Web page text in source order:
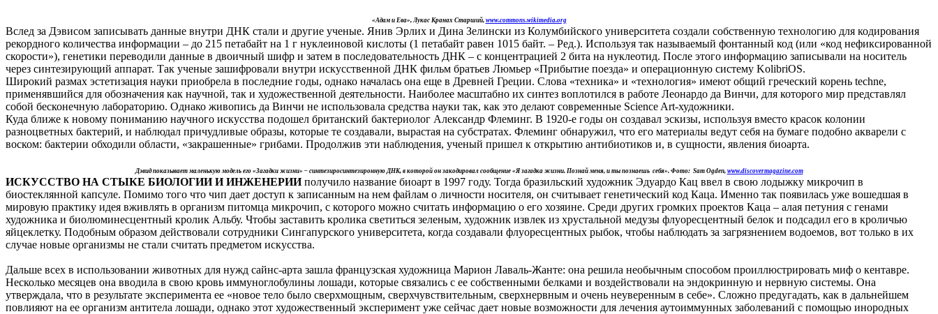
«Адам и Ева», Лукас Кранах Старший, www.commons.wikimedia.org
Вслед за Дэвисом записывать данные внутри ДНК стали и другие ученые. Янив Эрлих и Дина Зелински из Колумбийского университета создали собственную технологию для кодирования
рекордного количества информации – до 215 петабайт на 1 г нуклеиновой кислоты (1 петабайт равен 1015 байт. – Ред.). Используя так называемый фонтанный код (или «код нефиксированной
скорости»), генетики переводили данные в двоичный шифр и затем в последовательность ДНК – с концентрацией 2 бита на нуклеотид. После этого информацию записывали на носитель
через синтезирующий аппарат. Так ученые зашифровали внутри искусственной ДНК фильм братьев Люмьер «Прибытие поезда» и операционную систему KolibriOS.
Широкий размах эстетизация науки приобрела в последние годы, однако началась она еще в Древней Греции. Слова «техника» и «технология» имеют общий греческий корень techne,
применявшийся для обозначения как научной, так и художественной деятельности. Наиболее масштабно их синтез воплотился в работе Леонардо да Винчи, для которого мир представлял
собой бесконечную лабораторию. Однако живопись да Винчи не использовала средства науки так, как это делают современные Science Art-художники.
Куда ближе к новому пониманию научного искусства подошел британский бактериолог Александр Флеминг. В 1920-е годы он создавал эскизы, используя вместо красок колонии
разноцветных бактерий, и наблюдал причудливые образы, которые те создавали, вырастая на субстратах. Флеминг обнаружил, что его материалы ведут себя на бумаге подобно акварели с
воском: бактерии обходили области, «закрашенные» грибами. Продолжив эти наблюдения, ученый пришел к открытию антибиотиков и, в сущности, явления биоарта.
Дэвид показывает маленькую модель его «Загадки жизни» – синтезиросинтезиронную ДНК, в которой он закодировал сообщение «Я загадка жизни. Познай меня, и ты познаешь себя». Фото: Sam Ogden, www.discovermagazine.com
ИСКУССТВО НА СТЫКЕ БИОЛОГИИ И ИНЖЕНЕРИИполучило название биоарт в 1997 году. Тогда бразильский художник Эдуардо Кац ввел в свою лодыжку микрочип в
биостеклянной капсуле. Помимо того что чип дает доступ к записанным на нем файлам о личности носителя, он считывает генетический код Каца. Именно так появилась уже вошедшая в
мировую практику идея вживлять в организм питомца микрочип, с которого можно считать информацию о его хозяине. Среди других громких проектов Каца – алая петуния с генами
художника и биолюминесцентный кролик Альбу. Чтобы заставить кролика светиться зеленым, художник извлек из хрустальной медузы флуоресцентный белок и подсадил его в кроличью
яйцеклетку. Подобным образом действовали сотрудники Сингапурского университета, когда создавали флуоресцентных рыбок, чтобы наблюдать за загрязнением водоемов, вот только в их
случае новые организмы не стали считать предметом искусства.
Дальше всех в использовании животных для нужд сайнс-арта зашла французская художница Марион Лаваль-Жанте: она решила необычным способом проиллюстрировать миф о кентавре.
Несколько месяцев она вводила в свою кровь иммуноглобулины лошади, которые связались с ее собственными белками и воздействовали на эндокринную и нервную системы. Она
утверждала, что в результате эксперимента ее «новое тело было сверхмощным, сверхчувствительным, сверхнервным и очень неуверенным в себе». Сложно предугадать, как в дальнейшем
повлияют на ее организм антитела лошади, однако этот художественный эксперимент уже сейчас дает новые возможности для лечения аутоиммунных заболеваний с помощью инородных